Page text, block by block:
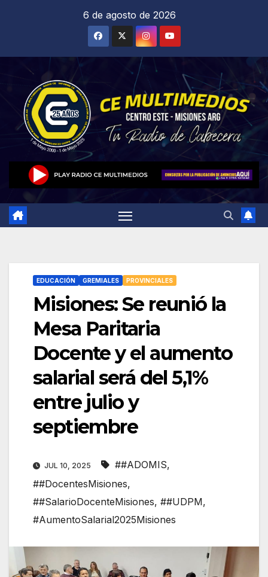
6 de agosto de 2026
EDUCACIÓN GREMIALES PROVINCIALES
Misiones: Se reunió la
Mesa Paritaria
Docente y el aumento
salarial será del 5,1%
entre julio y
septiembre
JUL 10, 2025 ##ADOMIS,
##DocentesMisiones,
##SalarioDocenteMisiones, ##UDPM,
#AumentoSalarial2025Misiones